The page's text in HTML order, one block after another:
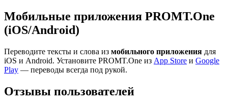
Мобильные приложения PROMT.One
(iOS/Android)
Переводите тексты и слова из мобильного приложения для
iOS и Android. Установите PROMT.One из App Store и Google
Play — переводы всегда под рукой.
Отзывы пользователей